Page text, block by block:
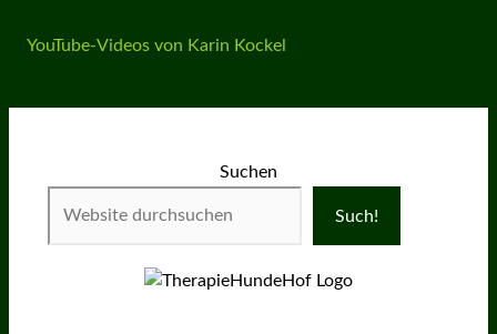
YouTube-Videos von Karin Kockel
Suchen
Such!